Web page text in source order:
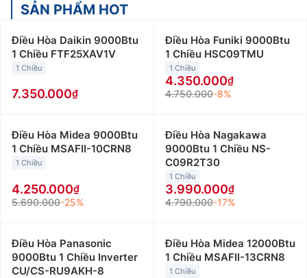
SẢN PHẨM HOT
Điều Hòa Daikin 9000Btu
1 Chiều FTF25XAV1V
1 Chiều
7.350.000
Điều Hòa Funiki 9000Btu
1 Chiều HSC09TMU
1 Chiều
4.350.000
4.750.000-8%
Điều Hòa Midea 9000Btu
1 Chiều MSAFII-10CRN8
1 Chiều
4.250.000
5.690.000-25%
Điều Hòa Nagakawa
9000Btu 1 Chiều NS-
C09R2T30
1 Chiều
3.990.000
4.790.000-17%
Điều Hòa Panasonic
9000Btu 1 Chiều Inverter
CU/CS-RU9AKH-8
Điều Hòa Midea 12000Btu
1 Chiều MSAFII-13CRN8
1 Chiều